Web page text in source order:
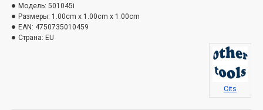
Модель: 501045i
Размеры: 1.00cm x 1.00cm x 1.00cm
EAN: 4750735010459
Страна: EU
Cits